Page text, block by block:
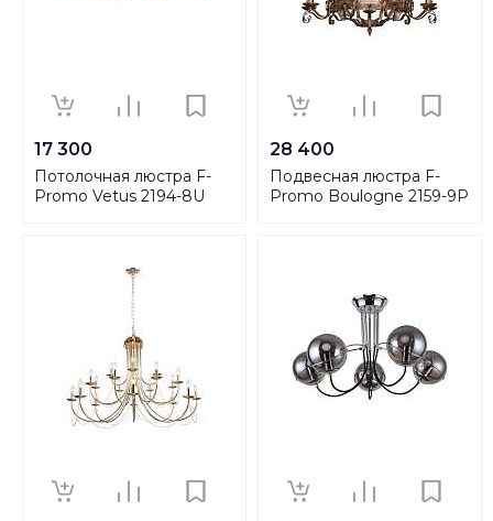
17 300
Потолочная люстра F-
Promo Vetus 2194-8U
28 400
Подвесная люстра F-
Promo Boulogne 2159-9P